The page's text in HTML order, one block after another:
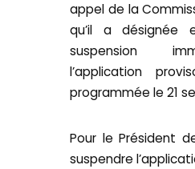
appel de la
qu’il a désignée
suspension
l’application
programmée le 21
Pour le Président
suspendre